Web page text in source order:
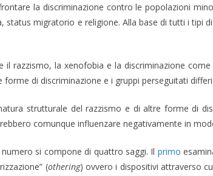
la discriminazione contro le popolazioni
status migratorio e religione. Alla base di tutti i
il razzismo, la xenofobia e la discriminazione
forme di discriminazione e i gruppi perseguitati
strutturale del razzismo e di altre forme di
comunque influenzare negativamente in
si compone di quattro saggi. Il primo
(othering) ovvero i dispositivi attraverso